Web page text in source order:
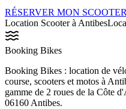
RÉSERVER MON
Location Scooter à Antibes
Booking Bikes
Booking Bikes : location de
course, scooters et motos à
gamme de 2 roues de la Côte
06160 Antibes.